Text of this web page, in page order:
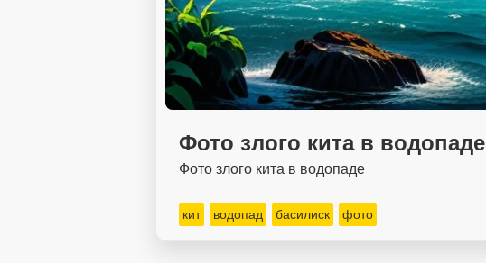
Фото злого кита в водопаде
Фото злого кита в водопаде
кит водопад басилиск фото